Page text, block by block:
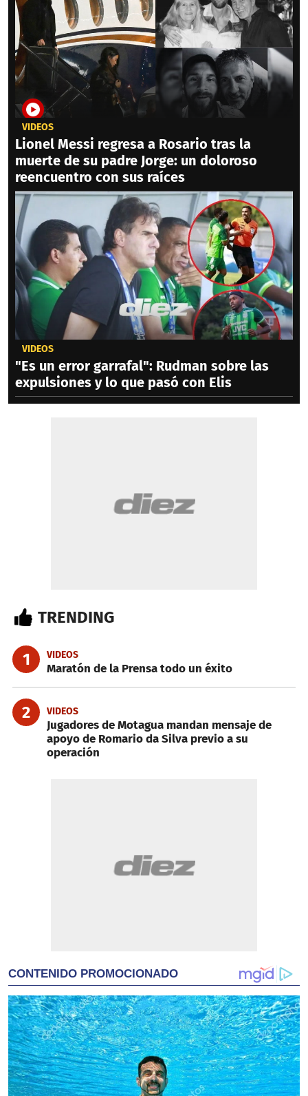
VIDEOS
Lionel Messi regresa a Rosario tras la
muerte de su padre Jorge: un doloroso
reencuentro con sus raíces
VIDEOS
"Es un error garrafal": Rudman sobre las
expulsiones y lo que pasó con Elis
TRENDING
1 VIDEOS
Maratón de la Prensa todo un éxito
2 VIDEOS
Jugadores de Motagua mandan mensaje de
apoyo de Romario da Silva previo a su
operación